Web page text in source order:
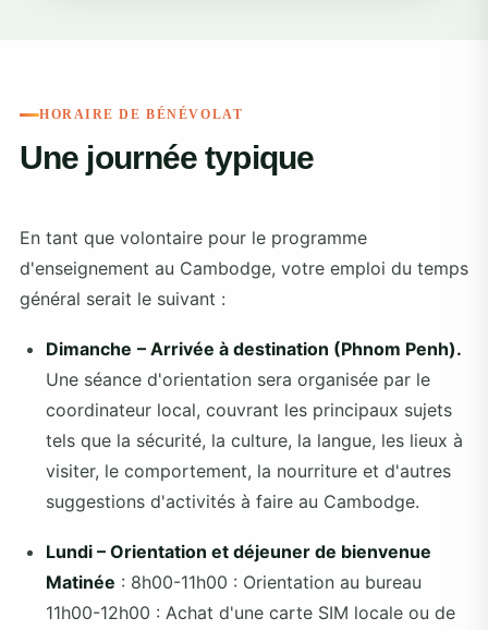
HORAIRE DE BÉNÉVOLAT
Une journée typique
En tant que volontaire pour le programme
d'enseignement au Cambodge, votre emploi du temps
général serait le suivant :
Dimanche – Arrivée à destination (Phnom Penh).
Une séance d'orientation sera organisée par le
coordinateur local, couvrant les principaux sujets
tels que la sécurité, la culture, la langue, les lieux à
visiter, le comportement, la nourriture et d'autres
suggestions d'activités à faire au Cambodge.
Lundi – Orientation et déjeuner de bienvenue
Matinée : 8h00-11h00 : Orientation au bureau
11h00-12h00 : Achat d'une carte SIM locale ou de